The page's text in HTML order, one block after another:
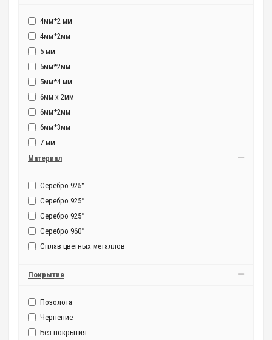
4мм*2 мм
4мм*2мм
5 мм
5мм*2мм
5мм*4 мм
6мм x 2мм
6мм*2мм
6мм*3мм
7 мм
8 мм
Материал
Серебро 925°
Серебро 925°
Серебро 925°
Серебро 960°
Сплав цветных металлов
Покрытие
Позолота
Чернение
Без покрытия